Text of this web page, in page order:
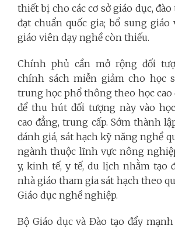
thiết bị cho các cơ sở giáo dục,
đạt chuẩn quốc gia; bổ sung giáo
giáo viên dạy nghề còn thiếu.
Chính phủ cần mở rộng đối
chính sách miễn giảm cho học
trung học phổ thông theo học cao
để thu hút đối tượng này vào
cao đẳng, trung cấp. Sớm thành
đánh giá, sát hạch kỹ năng nghề
ngành thuộc lĩnh vực nông
y, kinh tế, y tế, du lịch nhằm tạo
nhà giáo tham gia sát hạch theo
Giáo dục nghề nghiệp.
Bộ Giáo dục và Đào tạo đẩy